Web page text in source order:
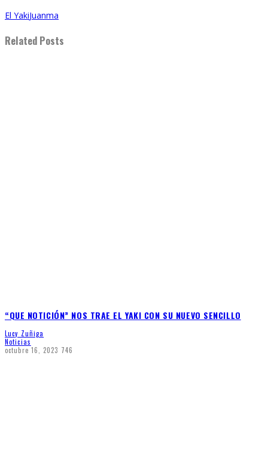
El YakiJuanma
Related Posts
“QUE NOTICIÓN” NOS TRAE EL YAKI CON SU NUEVO SENCILLO
Lucy Zuñiga
Noticias
octubre 16, 2023 746